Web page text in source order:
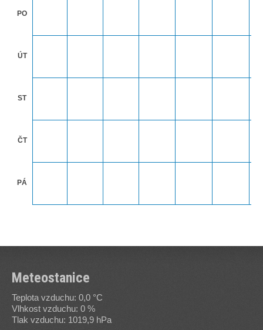
PO
ÚT
ST
ČT
PÁ
Meteostanice
Teplota vzduchu: 0,0 °C
Vlhkost vzduchu: 0 %
Tlak vzduchu: 1019,9 hPa